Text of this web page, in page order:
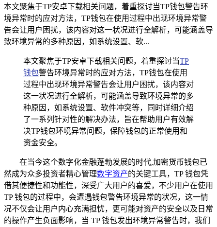
本文聚焦于TP安卓下载相关问题，着重探讨当TP钱包警告环
境异常时的应对方法，TP钱包在使用过程中出现环境异常警
告会让用户困扰，该内容对这一状况进行全解析，可能涵盖导
致环境异常的多种原因，如系统设置、软...
本文聚焦于TP安卓下载相关问题，着重探讨当TP
钱包警告环境异常时的应对方法，TP钱包在使用
过程中出现环境异常警告会让用户困扰，该内容对
这一状况进行全解析，可能涵盖导致环境异常的多
种原因，如系统设置、软件冲突等，同时详细介绍
了一系列针对性的解决办法，旨在帮助用户有效解
决TP钱包环境异常问题，保障钱包的正常使用和
资金安全。
在当今这个数字化金融蓬勃发展的时代,加密货币钱包已
然成为众多投资者精心管理数字资产的关键工具，TP 钱包凭
借其便捷性和功能性，深受广大用户的喜爱，不少用户在使用
TP 钱包的过程中，会遭遇钱包警告环境异常的状况，这一情
况不仅会让用户内心充满担忧，更可能对资产的安全以及日常
的操作产生负面影响，当 TP 钱包发出环境异常警告时，我们